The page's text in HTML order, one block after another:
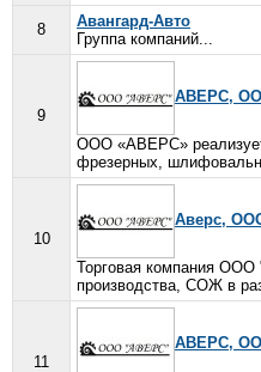
8
Авангард-Авто
Группа компаний...
9
АВЕРС,
ООО «АВЕРС»
фрезерных,
10
Аверс,
Торговая компания ООО
производства, СОЖ в
11
АВЕРС,